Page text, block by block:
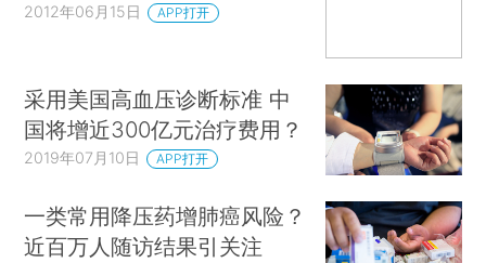
2012年06月15日 APP打开
采用美国高血压诊断标准 中
国将增近300亿元治疗费用？
2019年07月10日 APP打开
一类常用降压药增肺癌风险？
近百万人随访结果引关注